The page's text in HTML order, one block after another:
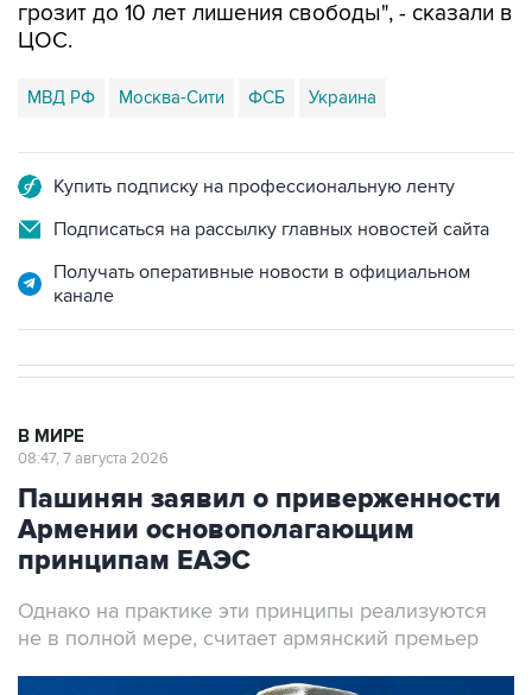
грозит до 10 лет лишения свободы", - сказали в
ЦОС.
МВД РФ Москва-Сити ФСБ Украина
Купить подписку на профессиональную ленту
Подписаться на рассылку главных новостей сайта
Получать оперативные новости в официальном
канале
В МИРЕ
08:47, 7 августа 2026
Пашинян заявил о приверженности
Армении основополагающим
принципам ЕАЭС
Однако на практике эти принципы реализуются
не в полной мере, считает армянский премьер